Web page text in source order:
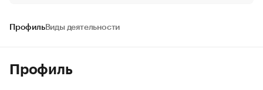
ПрофильВиды деятельности
Профиль